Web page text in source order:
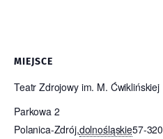
MIEJSCE
Teatr Zdrojowy im. M. Ćwiklińskiej
Parkowa 2
Polanica-Zdrój,dolnośląskie57-320